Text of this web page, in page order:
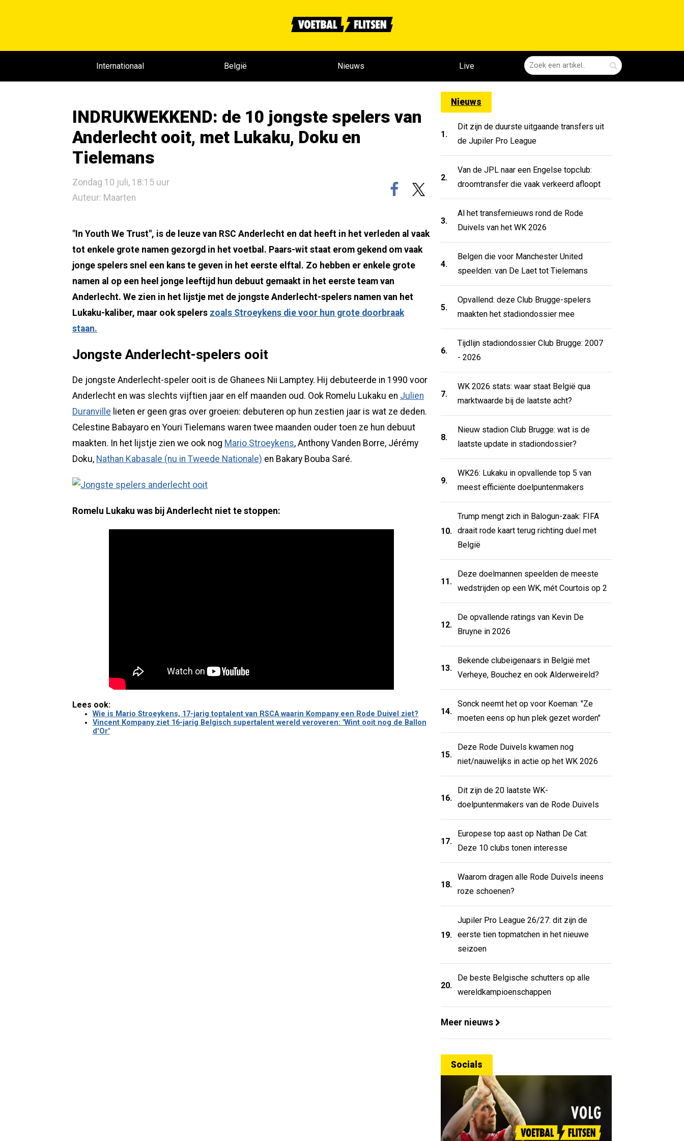
Internationaal België Nieuws Live
INDRUKWEKKEND: de 10 jongste spelers van
Anderlecht ooit, met Lukaku, Doku en
Tielemans
Zondag 10 juli, 18:15 uur
Auteur: Maarten
"In Youth We Trust", is de leuze van RSC Anderlecht en dat heeft in het verleden al vaak
tot enkele grote namen gezorgd in het voetbal. Paars-wit staat erom gekend om vaak
jonge spelers snel een kans te geven in het eerste elftal. Zo hebben er enkele grote
namen al op een heel jonge leeftijd hun debuut gemaakt in het eerste team van
Anderlecht. We zien in het lijstje met de jongste Anderlecht-spelers namen van het
Lukaku-kaliber, maar ook spelers zoals Stroeykens die voor hun grote doorbraak
staan.
Jongste Anderlecht-spelers ooit
De jongste Anderlecht-speler ooit is de Ghanees Nii Lamptey. Hij debuteerde in 1990 voor
Anderlecht en was slechts vijftien jaar en elf maanden oud. Ook Romelu Lukaku en Julien
Duranville lieten er geen gras over groeien: debuteren op hun zestien jaar is wat ze deden.
Celestine Babayaro en Youri Tielemans waren twee maanden ouder toen ze hun debuut
maakten. In het lijstje zien we ook nog Mario Stroeykens, Anthony Vanden Borre, Jérémy
Doku, Nathan Kabasale (nu in Tweede Nationale) en Bakary Bouba Saré.
Romelu Lukaku was bij Anderlecht niet te stoppen:
Lees ook:
Wie is Mario Stroeykens, 17-jarig toptalent van RSCA waarin Kompany een Rode Duivel ziet?
Vincent Kompany ziet 16-jarig Belgisch supertalent wereld veroveren: "Wint ooit nog de Ballon
d'Or"
Nieuws
1.
Dit zijn de duurste uitgaande transfers uit
de Jupiler Pro League
2.
Van de JPL naar een Engelse topclub:
droomtransfer die vaak verkeerd afloopt
3.
Al het transfernieuws rond de Rode
Duivels van het WK 2026
4.
Belgen die voor Manchester United
speelden: van De Laet tot Tielemans
5.
Opvallend: deze Club Brugge-spelers
maakten het stadiondossier mee
6.
Tijdlijn stadiondossier Club Brugge: 2007
- 2026
7.
WK 2026 stats: waar staat België qua
marktwaarde bij de laatste acht?
8.
Nieuw stadion Club Brugge: wat is de
laatste update in stadiondossier?
9.
WK26: Lukaku in opvallende top 5 van
meest efficiënte doelpuntenmakers
10.
Trump mengt zich in Balogun-zaak: FIFA
draait rode kaart terug richting duel met
België
11.
Deze doelmannen speelden de meeste
wedstrijden op een WK, mét Courtois op 2
12.
De opvallende ratings van Kevin De
Bruyne in 2026
13.
Bekende clubeigenaars in België met
Verheye, Bouchez en ook Alderweireld?
14.
Sonck neemt het op voor Koeman: "Ze
moeten eens op hun plek gezet worden"
15.
Deze Rode Duivels kwamen nog
niet/nauwelijks in actie op het WK 2026
16.
Dit zijn de 20 laatste WK-
doelpuntenmakers van de Rode Duivels
17.
Europese top aast op Nathan De Cat:
Deze 10 clubs tonen interesse
18.
Waarom dragen alle Rode Duivels ineens
roze schoenen?
19.
Jupiler Pro League 26/27: dit zijn de
eerste tien topmatchen in het nieuwe
seizoen
20.
De beste Belgische schutters op alle
wereldkampioenschappen
Meer nieuws
Socials